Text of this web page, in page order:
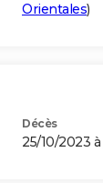
Orientales)
Décès
25/10/2023 à